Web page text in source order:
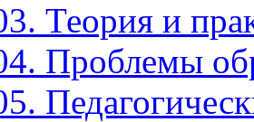
Теория и
Проблемы